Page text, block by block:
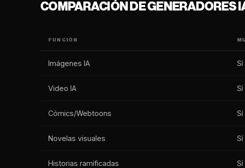
COMPARACIÓN DE GENERADORES
FUNCIÓN
Imágenes IA Sí
Video IA Sí
Cómics/Webtoons Sí
Novelas visuales Sí
Historias ramificadas Sí